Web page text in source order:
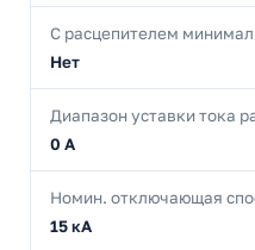
С расцепителем
Нет
Диапазон уставки тока
0 А
Номин. отключающая
15 кА